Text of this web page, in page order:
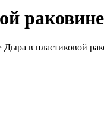
Дыра в пластиковой